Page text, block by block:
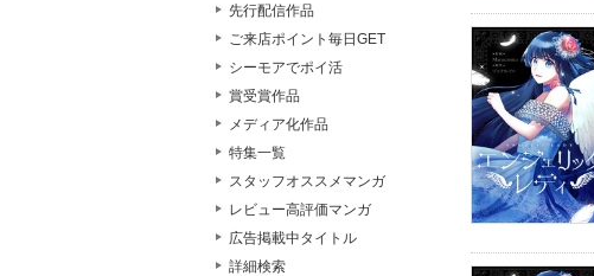
先行配信作品
ご来店ポイント毎日GET
シーモアでポイ活
賞受賞作品
メディア化作品
特集一覧
スタッフオススメマンガ
レビュー高評価マンガ
広告掲載中タイトル
詳細検索